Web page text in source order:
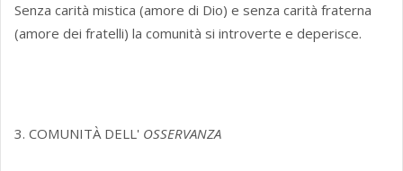
Senza carità mistica (amore di Dio) e senza carità fraterna
(amore dei fratelli) la comunità si introverte e deperisce.
3. COMUNITÀ DELL' OSSERVANZA